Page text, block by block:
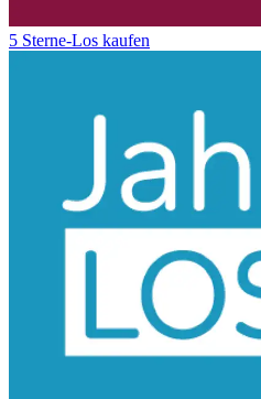
5 Sterne-Los kaufen